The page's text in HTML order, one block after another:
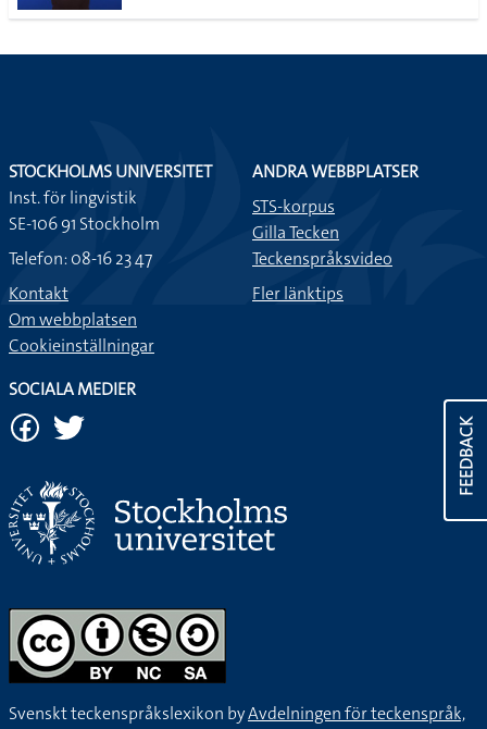
FEEDBACK
STOCKHOLMS UNIVERSITET
Inst. för lingvistik
SE-106 91 Stockholm
Telefon: 08-16 23 47
Kontakt
Om webbplatsen
Cookieinställningar
ANDRA WEBBPLATSER
STS-korpus
Gilla Tecken
Teckenspråksvideo
Fler länktips
SOCIALA MEDIER
Svenskt teckenspråkslexikon byAvdelningen för teckenspråk,